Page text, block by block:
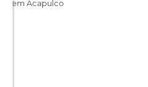
em Acapulco